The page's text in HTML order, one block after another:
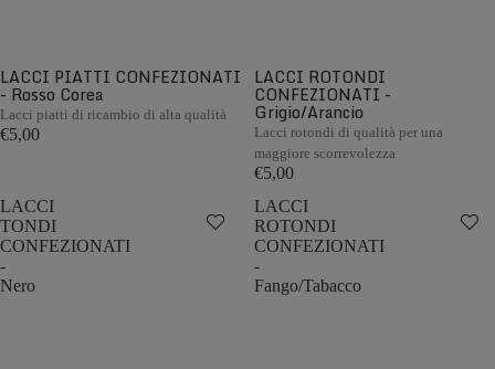
LACCI PIATTI CONFEZIONATI
- Rosso Corea
Lacci piatti di ricambio di alta qualità
€5,00
LACCI ROTONDI
CONFEZIONATI -
Grigio/Arancio
Lacci rotondi di qualità per una
maggiore scorrevolezza
€5,00
LACCI
TONDI
CONFEZIONATI
-
Nero
LACCI
ROTONDI
CONFEZIONATI
-
Fango/Tabacco